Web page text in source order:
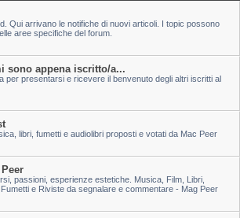
Qui arrivano le notifiche di nuovi articoli. I topic possono
aree specifiche del forum.
sono appena iscritto/a...
per presentarsi e ricevere il benvenuto degli altri iscritti al
libri, fumetti e audiolibri proposti e votati da Mac Peer
passioni, esperienze estetiche. Musica, Film, Libri,
e Riviste da segnalare e commentare - Mag Peer